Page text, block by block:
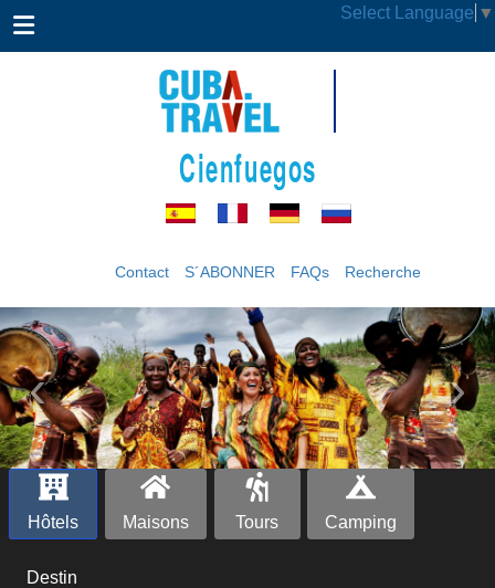
Select Language ▼
Cienfuegos
Contact S´ABONNER FAQs Recherche
‹ ›
Hôtels Maisons Tours Camping
Destin